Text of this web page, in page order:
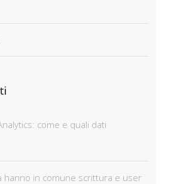
come e quali dati
hanno in comune scrittura e user